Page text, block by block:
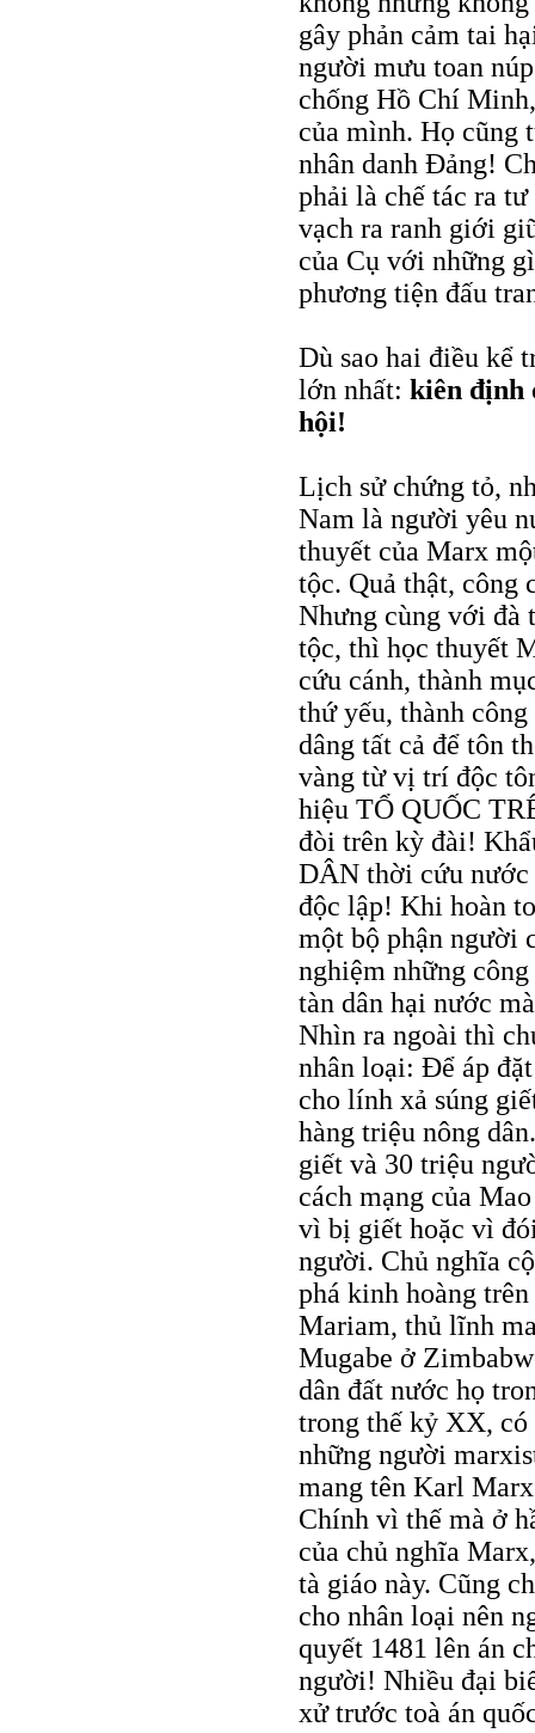
gây phản cảm tai
người mưu toan
chống Hồ Chí
của mình. Họ cũng
nhân danh Đảng!
phải là chế tác ra
vạch ra ranh giới
của Cụ với những
phương tiện đấu
Dù sao hai điều kể
lớn nhất: kiên định
hội!
Lịch sử chứng tỏ,
Nam là người yêu
thuyết của Marx
tộc. Quả thật, công
Nhưng cùng với đà
tộc, thì học thuyết
cứu cánh, thành
thứ yếu, thành
dâng tất cả để tôn
vàng từ vị trí độc
hiệu TỔ QUỐC
đòi trên kỳ đài!
DÂN thời cứu
độc lập! Khi hoàn
một bộ phận người
nghiệm những
tàn dân hại nước
Nhìn ra ngoài thì
nhân loại: Để áp
cho lính xả súng
hàng triệu nông
giết và 30 triệu
cách mạng của
vì bị giết hoặc vì
người. Chủ nghĩa
phá kinh hoàng
Mariam, thủ lĩnh
Mugabe ở
dân đất nước họ
trong thế kỷ XX, có
những người
mang tên Karl
Chính vì thế mà ở
của chủ nghĩa
tà giáo này. Cũng
cho nhân loại nên
quyết 1481 lên án
người! Nhiều đại
xử trước toà án